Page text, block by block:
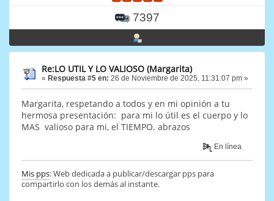
7397
Re:LO UTIL Y LO VALIOSO (Margarita)
« Respuesta #5 en: 26 de Noviembre de 2025, 11:31:07 pm »
Margarita, respetando a todos y en mi opinión a tu
hermosa presentación: para mi lo útil es el cuerpo y lo
MAS valioso para mi, el TIEMPO. abrazos
En línea
Mis pps: Web dedicada a publicar/descargar pps para
compartirlo con los demás al instante.